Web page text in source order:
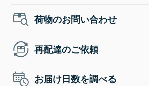
荷物のお問い合わせ
再配達のご依頼
お届け日数を調べる